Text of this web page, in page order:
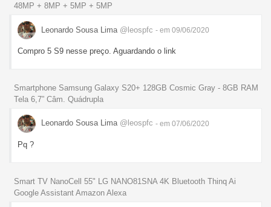
48MP + 8MP + 5MP + 5MP
Leonardo Sousa Lima @leospfc - em 09/06/2020
Compro 5 S9 nesse preço. Aguardando o link
Smartphone Samsung Galaxy S20+ 128GB Cosmic Gray - 8GB RAM
Tela 6,7” Câm. Quádrupla
Leonardo Sousa Lima @leospfc - em 07/06/2020
Pq ?
Smart TV NanoCell 55" LG NANO81SNA 4K Bluetooth Thinq Ai
Google Assistant Amazon Alexa